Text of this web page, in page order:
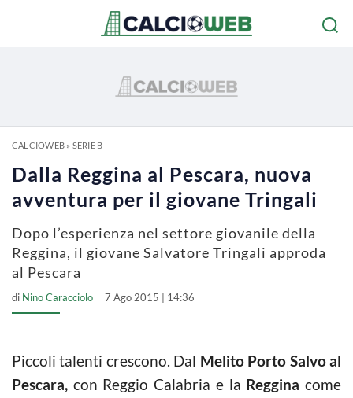
CALCIOWEB» SERIE B
Dalla Reggina al Pescara, nuova
avventura per il giovane Tringali
Dopo l’esperienza nel settore giovanile della
Reggina, il giovane Salvatore Tringali approda
al Pescara
di Nino Caracciolo 7 Ago 2015 | 14:36
Piccoli talenti crescono. Dal Melito Porto Salvo al
Pescara, con Reggio Calabria e la Regginacome